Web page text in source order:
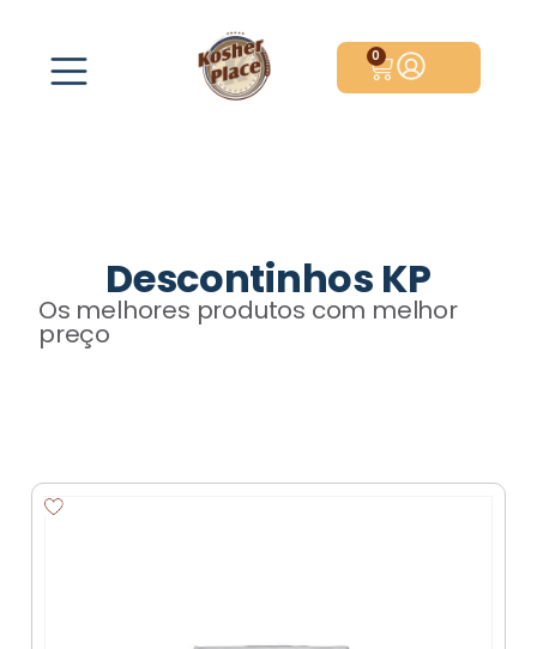
0
Descontinhos KP
Os melhores produtos com melhor
preço